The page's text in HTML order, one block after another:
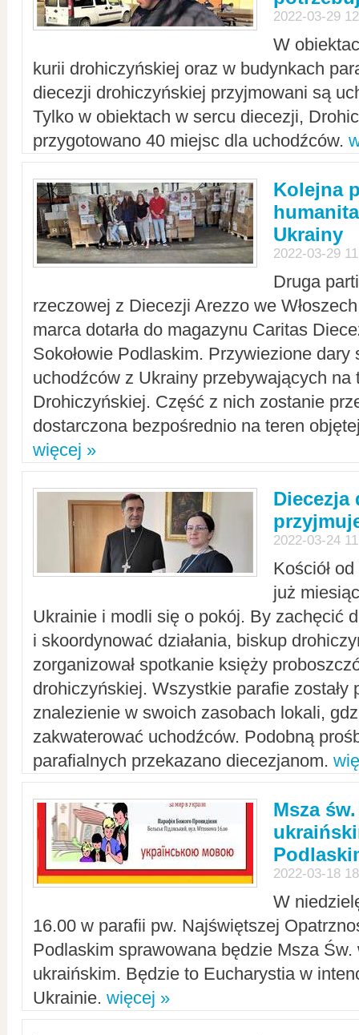
2022-03-29
W
kurii drohiczyńskiej oraz w budynkach
diecezji drohiczyńskiej przyjmowani są
Tylko w obiektach w sercu diecezji,
przygotowano 40 miejsc dla uchodźców.
Kolejna
Ukrainy
2022-03-29
Druga
rzeczowej z Diecezji Arezzo we
marca dotarła do magazynu Caritas
Sokołowie Podlaskim. Przywiezione dary
uchodźców z Ukrainy przebywających na
Drohiczyńskiej. Część z nich zostanie
dostarczona bezpośrednio na teren
więcej »
Diecezja
2022-03-24
Kościół
już
Ukrainie i modli się o pokój. By zachęcić
i skoordynować działania, biskup
zorganizował spotkanie księży
drohiczyńskiej. Wszystkie parafie zostały
znalezienie w swoich zasobach lokali,
zakwaterować uchodźców. Podobną
parafialnych przekazano diecezjanom.
Msza
2022-03-18
W
16.00 w parafii pw. Najświętszej
Podlaskim sprawowana będzie Msza Św.
ukraińskim. Będzie to Eucharystia w
Ukrainie. więcej »